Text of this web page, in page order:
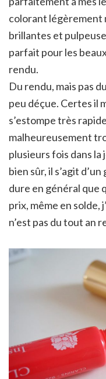
colorant légèrement
brillantes et
parfait pour les
rendu.
Du rendu, mais pas
peu déçue. Certes il
s’estompe très
malheureusement
plusieurs fois dans
bien sûr, il s’agit
dure en général que
prix, même en solde,
n’est pas du tout an